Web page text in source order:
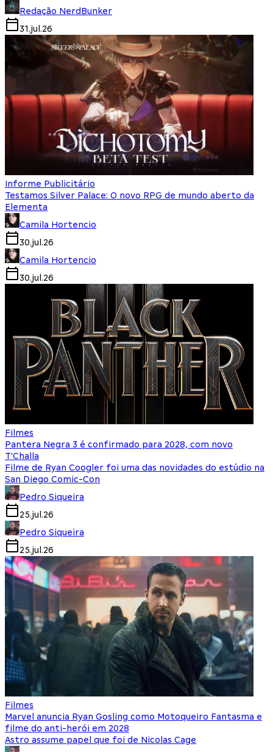
Redação NerdBunker
31.jul.26
Informe Publicitário
Testamos Silver Palace: O novo RPG de mundo aberto da
Elementa
Camila Hortencio
30.jul.26
Camila Hortencio
30.jul.26
Filmes
Pantera Negra 3 é confirmado para 2028, com novo
T'Challa
Filme de Ryan Coogler foi uma das novidades do estúdio na
San Diego Comic-Con
Pedro Siqueira
25.jul.26
Pedro Siqueira
25.jul.26
Filmes
Marvel anuncia Ryan Gosling como Motoqueiro Fantasma e
filme do anti-herói em 2028
Astro assume papel que foi de Nicolas Cage